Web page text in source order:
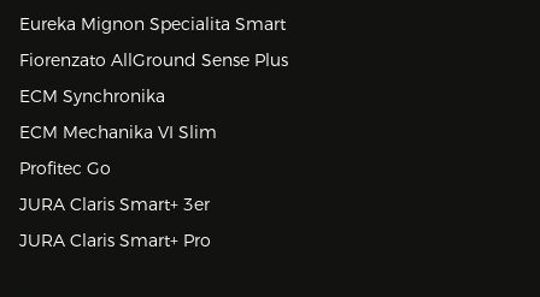
Eureka Mignon Specialita Smart
Fiorenzato AllGround Sense Plus
ECM Synchronika
ECM Mechanika VI Slim
Profitec Go
JURA Claris Smart+ 3er
JURA Claris Smart+ Pro